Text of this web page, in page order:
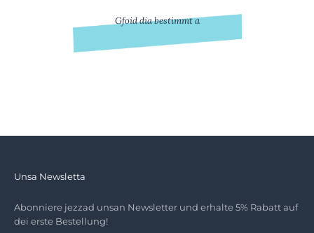
Unsa Newsletta
Abonniere jezzad unsan Newsletter und erhalte 5% Rabatt auf
dei erste Bestellung!